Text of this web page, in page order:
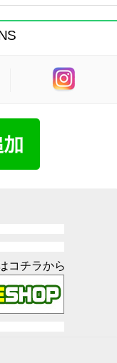
コチラから